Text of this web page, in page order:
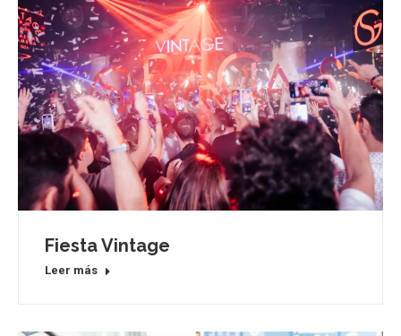
Fiesta Vintage
Leer más